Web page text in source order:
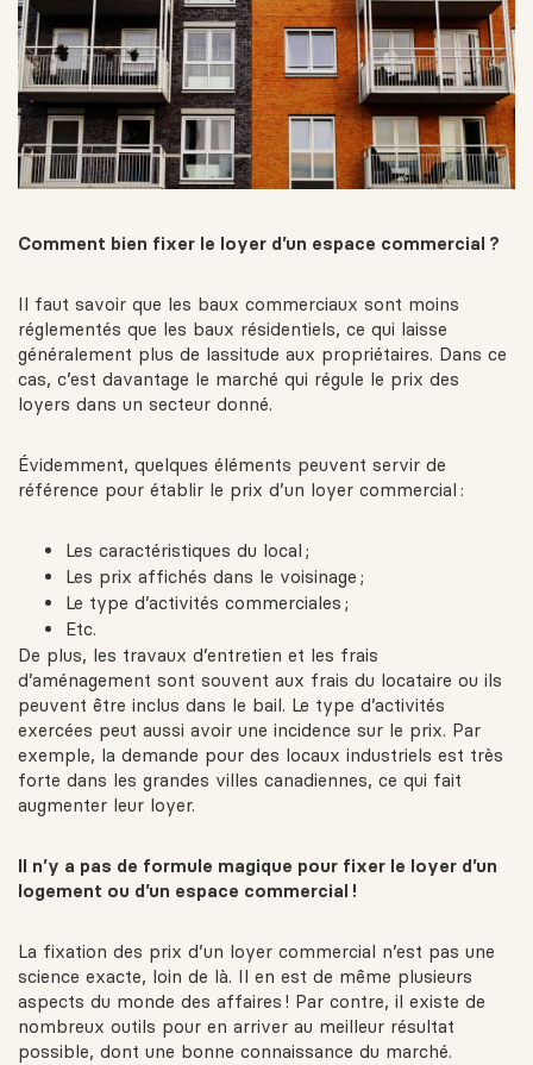
Comment bien fixer le loyer d’un espace commercial ?
Il faut savoir que les baux commerciaux sont moins
réglementés que les baux résidentiels, ce qui laisse
généralement plus de lassitude aux propriétaires. Dans ce
cas, c’est davantage le marché qui régule le prix des
loyers dans un secteur donné.
Évidemment, quelques éléments peuvent servir de
référence pour établir le prix d’un loyer commercial :
Les caractéristiques du local ;
Les prix affichés dans le voisinage ;
Le type d’activités commerciales ;
Etc.
De plus, les travaux d’entretien et les frais
d’aménagement sont souvent aux frais du locataire ou ils
peuvent être inclus dans le bail. Le type d’activités
exercées peut aussi avoir une incidence sur le prix. Par
exemple, la demande pour des locaux industriels est très
forte dans les grandes villes canadiennes, ce qui fait
augmenter leur loyer.
Il n’y a pas de formule magique pour fixer le loyer d’un
logement ou d’un espace commercial !
La fixation des prix d’un loyer commercial n’est pas une
science exacte, loin de là. Il en est de même plusieurs
aspects du monde des affaires ! Par contre, il existe de
nombreux outils pour en arriver au meilleur résultat
possible, dont une bonne connaissance du marché.